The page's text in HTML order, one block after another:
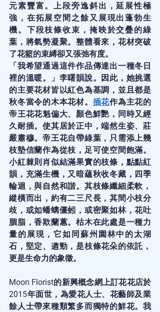
元素豐富。上段旁逸斜出，延展性極
強，在拓展空間之餘又展現出蓬勃生
機。下段枝條收束，掩映於交疊的綠
葉，將氣勢凝聚。整體看來，花材突破
了花籃的束縛卻又張弛有度。
「我希望通過這件作品傳達出一種冬日
裡的溫暖。」李曙韻說。因此，她挑選
的主要花材皆以紅色為基調，並且都是
秋冬當令的木本花材。 插花作為主花的
帝王花花魁偏大、顏色鮮艷，同時又經
久耐插。使其居於正中，端然生姿、莊
嚴肅穆。帝王花自帶綠葉，只需添上幾
枝墊信蘭作為從枝，足可使空間飽滿。
小紅棘則肖似結滿果實的枝條，點點紅
韻，充滿生機，又暗蘊秋收冬藏，四季
輪迴，與自然和諧。其枝條纖細柔軟，
縱橫而出，約有二三尺長，其間小枝分
歧，或如蟠螭僵蚓，或密聚如林，花吐
胭脂，香欺蘭蕙。枯木在此處是一種力
量的展現，它如同蘇州園林中的太湖
石，堅定、遒勁，是枝條花朵的依託，
更是生命力的象徵。
Moon Florist的新興概念網上訂花花店於
2015年面世，為愛花人士、花藝師及業
餘人士帶來種類繁多而獨特的鮮花。我